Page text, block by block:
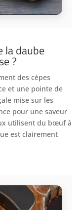
la daube
?
des cèpes
et une pointe de
mise sur les
pour une saveur
utilisent du bœuf à
est clairement